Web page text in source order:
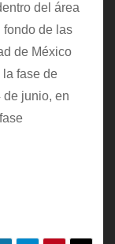
del área
fondo de las
de México
la fase de
de junio, en